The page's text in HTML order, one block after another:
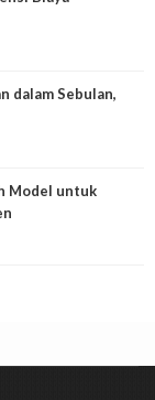
dalam Sebulan,
Model untuk